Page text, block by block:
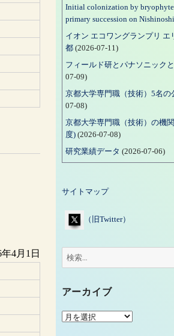
年4月1日
Initial colonization by
primary succession on
イオン エコワングランプリ エ
都(2026-07-11)
フィールド研とパナソニック
07-09)
京都大学専門職（技術）5名の
07-08)
京都大学専門職（技術）の機
度)(2026-07-08)
研究業績データ (2026-07-06)
サイトマップ
（旧Twitter）
検
アーカイブ
ア